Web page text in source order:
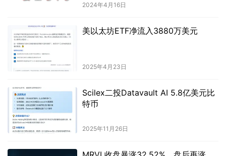
2024年4月16日
美以太坊ETF净流入3880万美元
2025年4月23日
Scilex二投Datavault AI 5.8亿美元比
特币
2025年11月26日